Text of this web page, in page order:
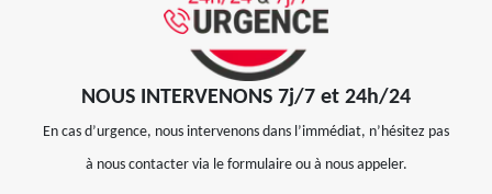
NOUS INTERVENONS 7j/7 et 24h/24
En cas d’urgence, nous intervenons dans l’immédiat, n’hésitez pas
à nous contacter via le formulaire ou à nous appeler.